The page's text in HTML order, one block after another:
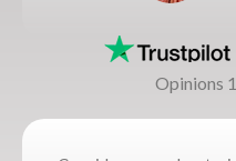
Opinions